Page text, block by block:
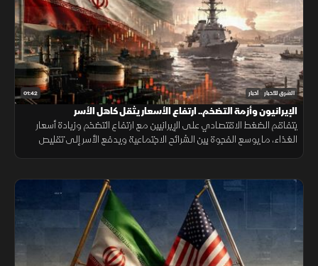
01:42 الشرق للأخبار أخبار
الإيرانيون وأزمة التضخم.. ارتفاع الأسعار يثقل كاهل الأسر
يتفاقم الضغط الاقتصادي على الإيرانيين مع ارتفاع التضخم وزيادة أسعار
الغذاء، ما يوسع الفجوة بين الشرائح الاجتماعية ويدفع الأسر إلى تقليص